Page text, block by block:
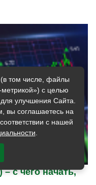
с чего начать,
том числе, файлы
с целью
улучшения Сайта.
вы соглашаетесь на
с нашей